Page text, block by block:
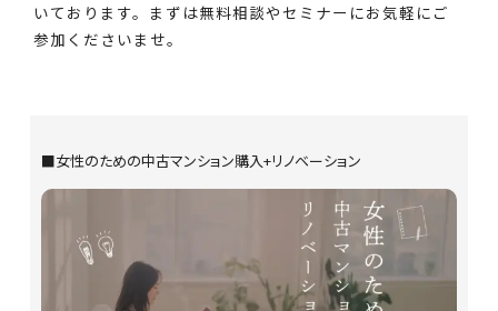
いております。まずは無料相談やセミナーにお気軽にご
参加くださいませ。
■女性のための中古マンション購入+リノベーション